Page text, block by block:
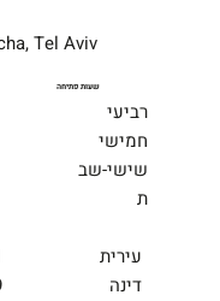
Tel Aviv
עירית
דינה
שעות פתיחה
רביעי
חמישי
שישי-שב
ת